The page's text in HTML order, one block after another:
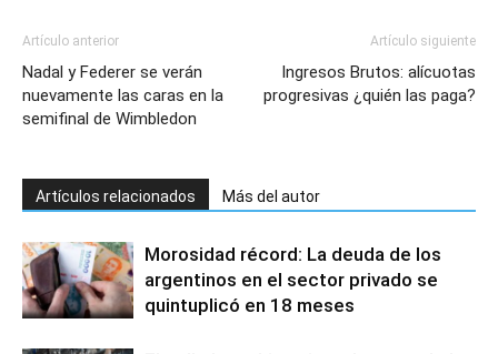
Artículo anterior
Nadal y Federer se verán
nuevamente las caras en la
semifinal de Wimbledon
Artículo siguiente
Ingresos Brutos: alícuotas
progresivas ¿quién las paga?
Artículos relacionados Más del autor
Morosidad récord: La deuda de los
argentinos en el sector privado se
quintuplicó en 18 meses